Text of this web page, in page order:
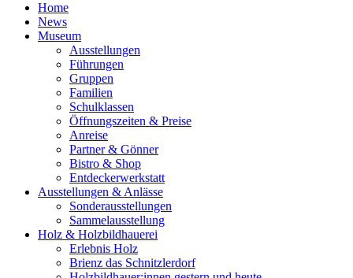
Home
News
Museum
Ausstellungen
Führungen
Gruppen
Familien
Schulklassen
Öffnungszeiten & Preise
Anreise
Partner & Gönner
Bistro & Shop
Entdeckerwerkstatt
Ausstellungen & Anlässe
Sonderausstellungen
Sammelausstellung
Holz & Holzbildhauerei
Erlebnis Holz
Brienz das Schnitzlerdorf